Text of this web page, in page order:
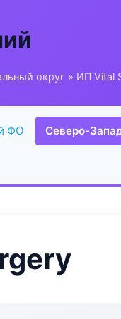
округ » ИП Vital
ФО Северо-